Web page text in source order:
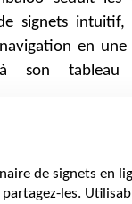
signets intuitif,
en une
son
ainsi
de signets en
les.